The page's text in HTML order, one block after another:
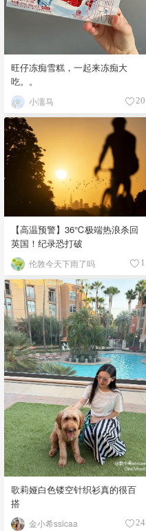
旺仔冻痴雪糕，一起来冻痴大
吃。。
小濡马 20
【高温预警】36℃极端热浪杀回
英国！纪录恐打破
伦敦今天下雨了吗 1
歌莉娅白色镂空针织衫真的很百
搭
金小希ssicaa 24